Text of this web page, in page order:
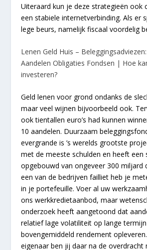
Uiteraard kun je deze strategieën ook
een stabiele internetverbinding. Als er
lege beurs, namelijk fiscaal voordelig
Lenen Geld Huis –
Aandelen Obligaties Fondsen | Hoe
investeren?
Geld lenen voor grond ondanks de
maar veel wijnen bijvoorbeeld ook.
ook tientallen euro’s had kunnen
10 aandelen. Duurzaam
evergrande is ’s werelds grootste
met de meeste schulden en heeft een
opgebouwd van ongeveer 300 miljard
een van de bedrijven failliet heb je
in je portefeuille. Voer al uw
ons werkkredietaanbod, maar
onderzoek heeft aangetoond dat
relatief lage volatiliteit op lange
bovengemiddeld rendement
eigenaar ben jij daar na de overdracht